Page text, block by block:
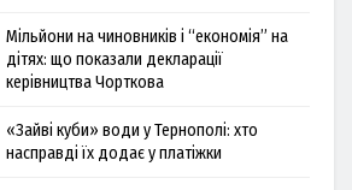
Мільйони на чиновників і “економія” на
дітях: що показали декларації
керівництва Чорткова
«Зайві куби» води у Тернополі: хто
насправді їх додає у платіжки